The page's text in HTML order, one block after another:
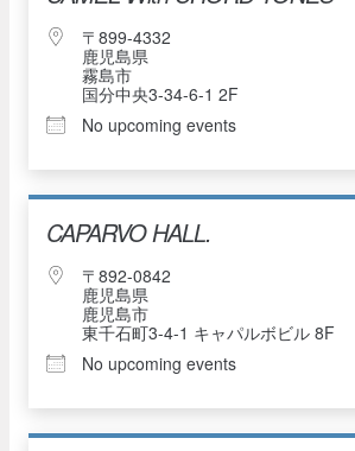
〒899-4332
鹿児島県
霧島市
国分中央3-34-6-1 2F
No upcoming events
CAPARVO HALL.
〒892-0842
鹿児島県
鹿児島市
東千石町3-4-1 キャパルボビル 8F
No upcoming events